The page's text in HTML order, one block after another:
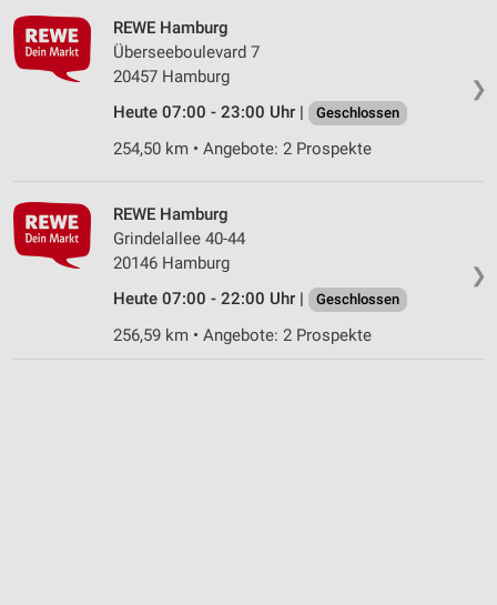
❯
REWE Hamburg
Überseeboulevard 7
20457 Hamburg
Heute 07:00 - 23:00 Uhr |
Geschlossen
254,50 km • Angebote: 2 Prospekte
❯
REWE Hamburg
Grindelallee 40-44
20146 Hamburg
Heute 07:00 - 22:00 Uhr |
Geschlossen
256,59 km • Angebote: 2 Prospekte